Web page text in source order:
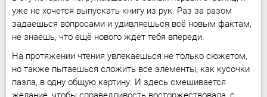
уже не хочется выпускать книгу из рук. Раз за разом
задаешься вопросами и удивляешься всё новым фактам,
не знаешь, что ещё нового ждет тебя впереди.
На протяжении чтения увлекаешься не только сюжетом,
но также пытаешься сложить все элементы, как кусочки
пазла, в одну общую картину. И здесь смешивается